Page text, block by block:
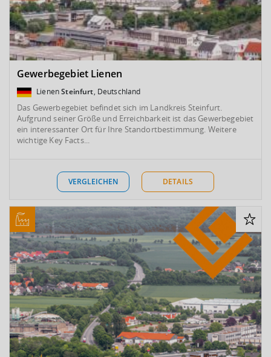
Gewerbegebiet Lienen
LienenSteinfurt, Deutschland
Das Gewerbegebiet befindet sich im Landkreis Steinfurt.
Aufgrund seiner Größe und Erreichbarkeit ist das Gewerbegebiet
ein interessanter Ort für Ihre Standortbestimmung. Weitere
wichtige Key Facts...
VERGLEICHEN DETAILS